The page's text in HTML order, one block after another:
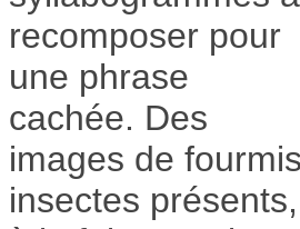
recomposer pour
une phrase
cachée. Des
images de
insectes présents,